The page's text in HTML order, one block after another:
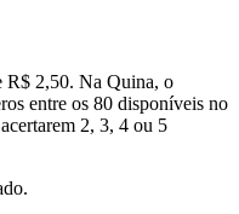
R$ 2,50. Na Quina, o
entre os 80 disponíveis no
2, 3, 4 ou 5